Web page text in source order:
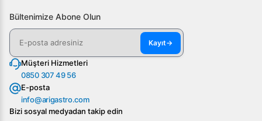
Bültenimize Abone Olun
Kayıt→
Müşteri Hizmetleri
0850 307 49 56
E-posta
info@arigastro.com
Bizi sosyal medyadan takip edin